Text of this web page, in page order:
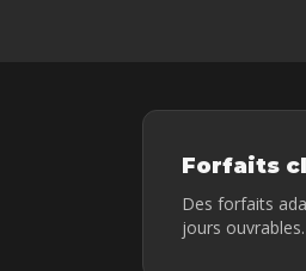
Forfaits
Des forfaits
jours ouvrables.